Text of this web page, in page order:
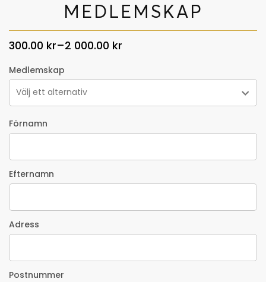
MEDLEMSKAP
300.00 kr–2 000.00 kr
Prisintervall:
300.00 kr
till
000.00 kr
Medlemskap
Förnamn
Efternamn
Adress
Postnummer